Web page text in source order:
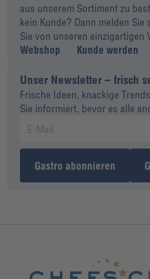
aus unserem Sortiment zu
kein Kunde? Dann melden
Sie von unseren einzigartigen
Webshop
Kunde werden
Unser Newsletter – frisch
Frische Ideen, knackige
Sie informiert, bevor es alle
Gastro abonnieren